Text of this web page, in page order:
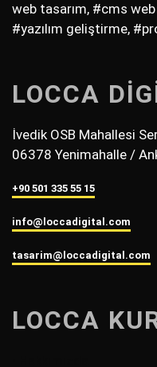
web tasarım, #cms web
#yazılım geliştirme,
LOCCA
İvedik OSB Mahallesi
06378 Yenimahalle /
+90 501 335 55 15
info@loccadigital.com
tasarim@loccadigital.com
LOCCA